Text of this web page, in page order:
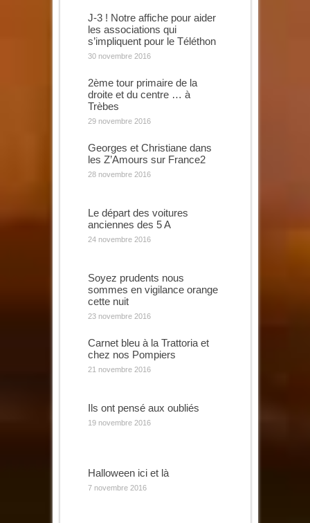
J-3 ! Notre affiche pour aider
les associations qui
s’impliquent pour le Téléthon
30 novembre 2016
2ème tour primaire de la
droite et du centre … à
Trèbes
29 novembre 2016
Georges et Christiane dans
les Z’Amours sur France2
28 novembre 2016
Le départ des voitures
anciennes des 5 A
24 novembre 2016
Soyez prudents nous
sommes en vigilance orange
cette nuit
23 novembre 2016
Carnet bleu à la Trattoria et
chez nos Pompiers
21 novembre 2016
Ils ont pensé aux oubliés
19 novembre 2016
Halloween ici et là
7 novembre 2016